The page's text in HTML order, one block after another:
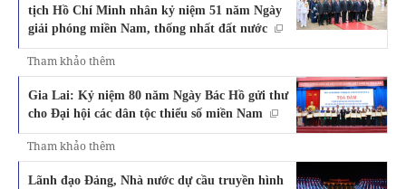
tịch Hồ Chí Minh nhân kỷ niệm 51 năm Ngày
giải phóng miền Nam, thống nhất đất nước
Tham khảo thêm
Gia Lai: Kỷ niệm 80 năm Ngày Bác Hồ gửi thư
cho Đại hội các dân tộc thiểu số miền Nam
Tham khảo thêm
Lãnh đạo Đảng, Nhà nước dự cầu truyền hình